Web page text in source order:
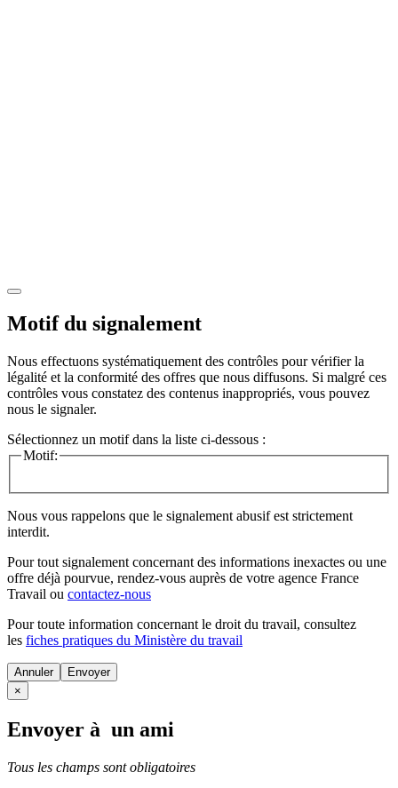
Motif du signalement
Nous effectuons systématiquement des contrôles pour vérifier la
légalité et la conformité des offres que nous diffusons. Si malgré ces
contrôles vous constatez des contenus inappropriés, vous pouvez
nous le signaler.
Sélectionnez un motif dans la liste ci-dessous :
Motif:
Nous vous rappelons que le signalement abusif est strictement
interdit.
Pour tout signalement concernant des informations inexactes ou une
offre déjà pourvue, rendez-vous auprès de votre agence France
Travail ou contactez-nous
Pour toute information concernant le droit du travail, consultez
les fiches pratiques du Ministère du travail
Annuler
×
Envoyer à un ami
Tous les champs sont obligatoires